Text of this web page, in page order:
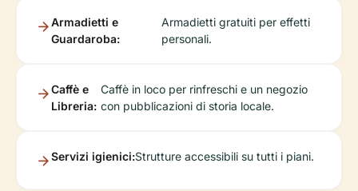
Armadietti e
Guardaroba:
Armadietti gratuiti per effetti
personali.
Caffè e
Libreria:
Caffè in loco per rinfreschi e un negozio
con pubblicazioni di storia locale.
Servizi igienici:Strutture accessibili su tutti i piani.